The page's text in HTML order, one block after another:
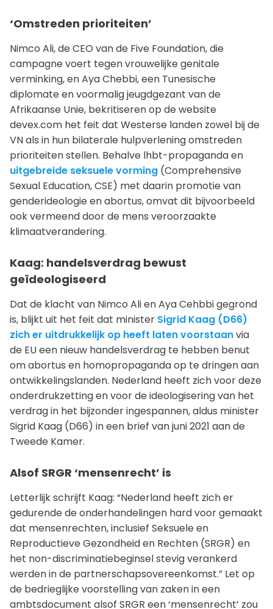
‘Omstreden prioriteiten’
Nimco Ali, de CEO van de Five Foundation, die
campagne voert tegen vrouwelijke genitale
verminking, en Aya Chebbi, een Tunesische
diplomate en voormalig jeugdgezant van de
Afrikaanse Unie, bekritiseren op de website
devex.com het feit dat Westerse landen zowel bij de
VN als in hun bilaterale hulpverlening omstreden
prioriteiten stellen. Behalve lhbt-propaganda en
uitgebreide seksuele vorming (Comprehensive
Sexual Education, CSE) met daarin promotie van
genderideologie en abortus, omvat dit bijvoorbeeld
ook vermeend door de mens veroorzaakte
klimaatverandering.
Kaag: handelsverdrag bewust
geïdeologiseerd
Dat de klacht van Nimco Ali en Aya Cehbbi gegrond
is, blijkt uit het feit dat minister Sigrid Kaag (D66)
zich er uitdrukkelijk op heeft laten voorstaanvia
de EU een nieuw handelsverdrag te hebben benut
om abortus en homopropaganda op te dringen aan
ontwikkelingslanden. Nederland heeft zich voor deze
onderdrukzetting en voor de ideologisering van het
verdrag in het bijzonder ingespannen, aldus minister
Sigrid Kaag (D66) in een brief van juni 2021 aan de
Tweede Kamer.
Alsof SRGR ‘mensenrecht’ is
Letterlijk schrijft Kaag: “Nederland heeft zich er
gedurende de onderhandelingen hard voor gemaakt
dat mensenrechten, inclusief Seksuele en
Reproductieve Gezondheid en Rechten (SRGR) en
het non-discriminatiebeginsel stevig verankerd
werden in de partnerschapsovereenkomst.” Let op
de bedrieglijke voorstelling van zaken in een
ambtsdocument alsof SRGR een ‘mensenrecht’ zou